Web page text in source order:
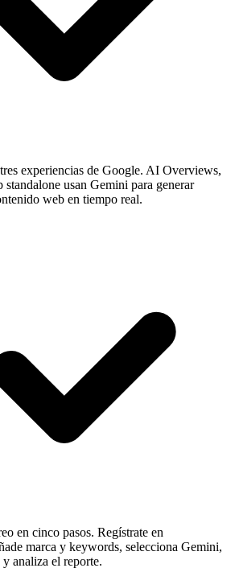
experiencias de Google. AI Overviews,
usan Gemini para generar
web en tiempo real.
en cinco pasos. Regístrate en
marca y keywords, selecciona Gemini,
analiza el reporte.